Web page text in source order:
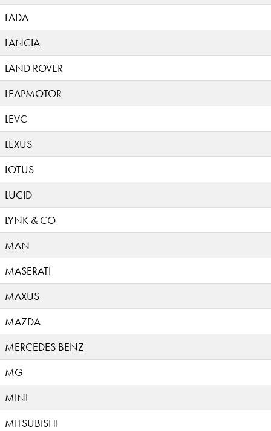
LADA
LANCIA
LAND ROVER
LEAPMOTOR
LEVC
LEXUS
LOTUS
LUCID
LYNK & CO
MAN
MASERATI
MAXUS
MAZDA
MERCEDES BENZ
MG
MINI
MITSUBISHI